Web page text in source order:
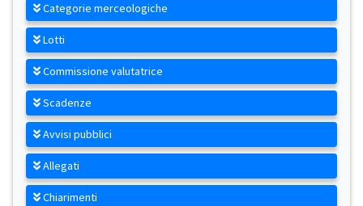
Categorie merceologiche
Lotti
Commissione valutatrice
Scadenze
Avvisi pubblici
Allegati
Chiarimenti